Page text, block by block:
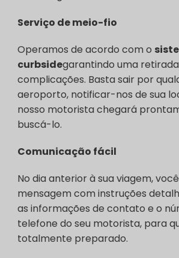
Serviço de meio-fio
Operamos de acordo com o
curbsidegarantindo uma
complicações. Basta sair por
aeroporto, notificar-nos de sua
nosso motorista chegará
buscá-lo.
Comunicação fácil
No dia anterior à sua viagem,
mensagem com instruções
as informações de contato e o
telefone do seu motorista, para
totalmente preparado.